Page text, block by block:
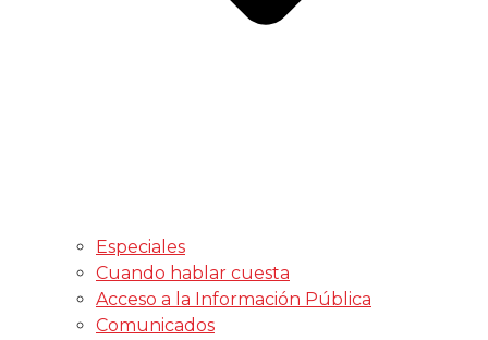
Especiales
Cuando hablar cuesta
Acceso a la Información Pública
Comunicados